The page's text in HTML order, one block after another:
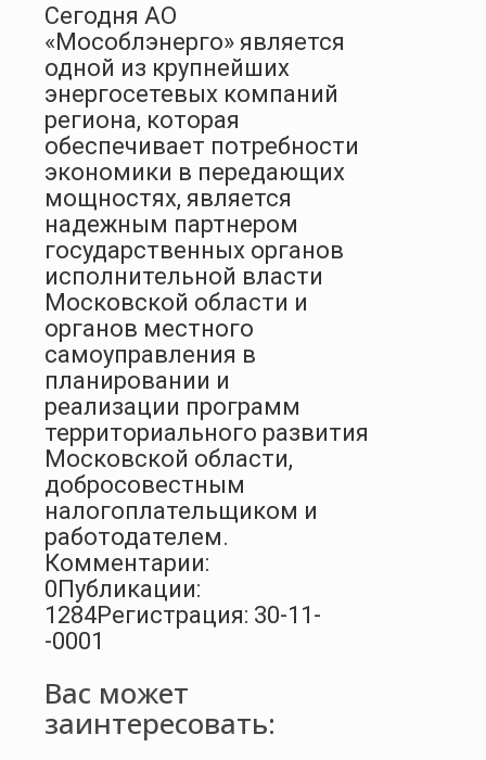
Сегодня АО
«Мособлэнерго» является
одной из крупнейших
энергосетевых компаний
региона, которая
обеспечивает потребности
экономики в передающих
мощностях, является
надежным партнером
государственных органов
исполнительной власти
Московской области и
органов местного
самоуправления в
планировании и
реализации программ
территориального развития
Московской области,
добросовестным
налогоплательщиком и
работодателем.
Комментарии:
0Публикации:
1284Регистрация: 30-11-
-0001
Вас может
заинтересовать: